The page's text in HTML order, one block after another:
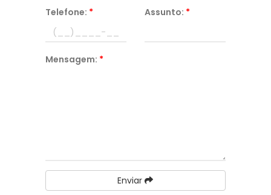
Telefone: * Assunto: *
Mensagem: *
Enviar